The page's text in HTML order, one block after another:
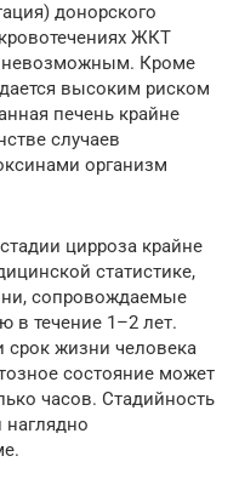
донорского
ЖКТ
невозможным. Кроме
высоким риском
печень крайне
случаев
организм
цирроза крайне
статистике,
сопровождаемые
в течение 1–2 лет.
срок жизни человека
состояние может
часов. Стадийность